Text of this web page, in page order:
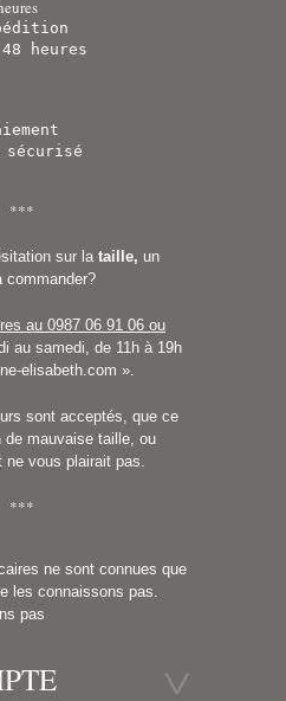
heures
sécurisé
***
sur la taille, un
commander?
au 0987 06 91 06 ou
au samedi, de 11h à 19h
elisabeth.com ».
sont acceptés, que ce
de mauvaise taille, ou
ne vous plairait pas.
***
ne sont connues que
les connaissons pas.
pas